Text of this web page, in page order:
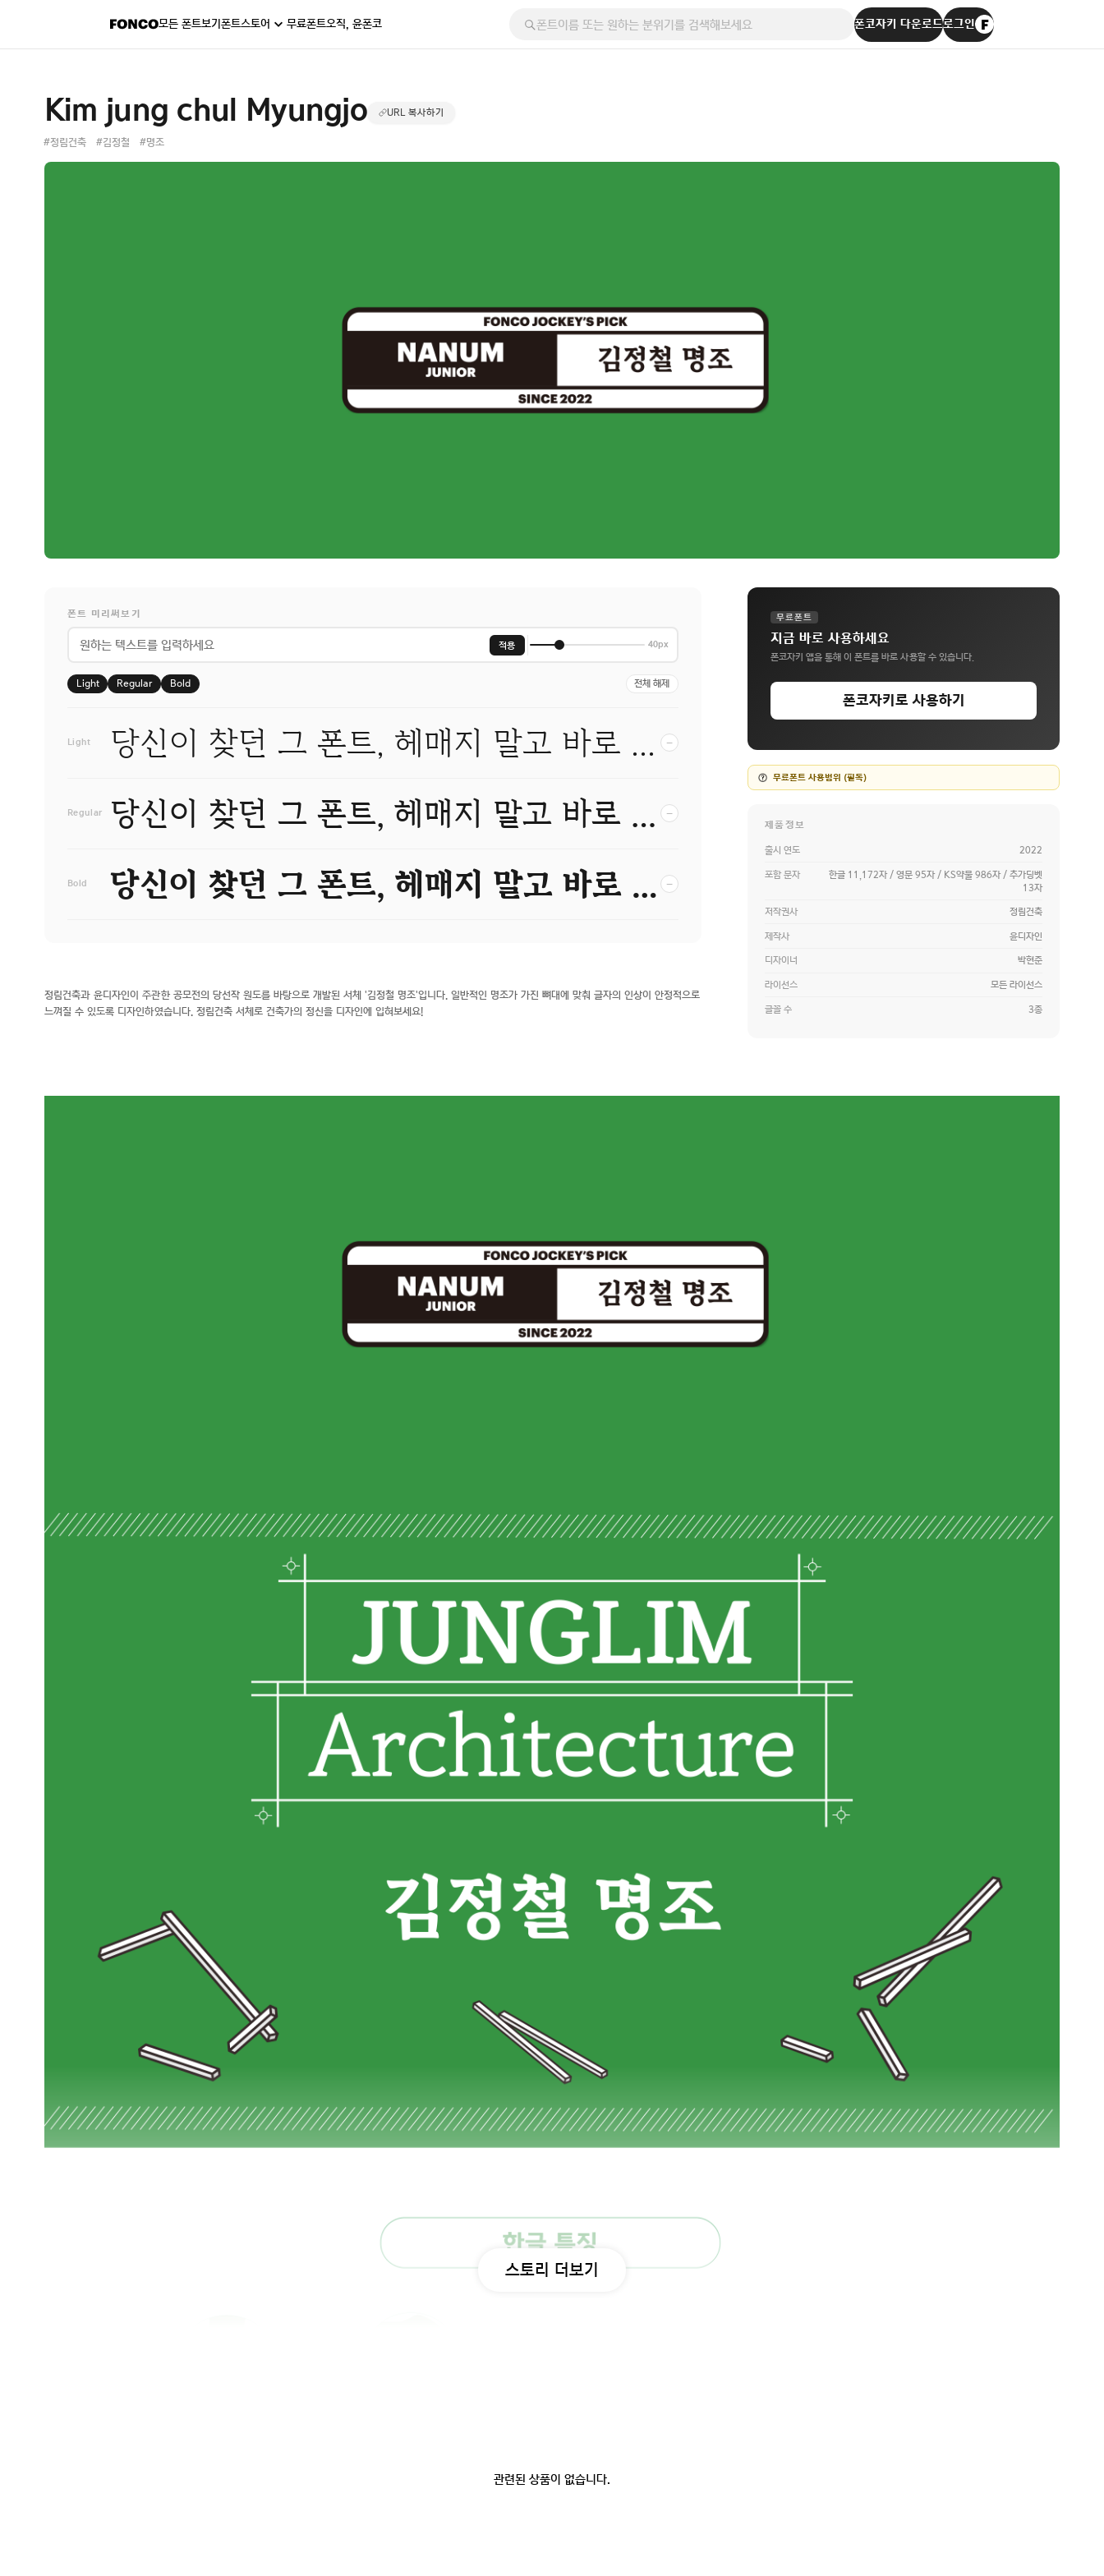
모든 폰트보기폰트스토어 무료폰트오직, 윤폰코 폰코자키 다운로드로그인
Kim jung chul Myungjo URL 복사하기
#정림건축 #김정철 #명조
폰트 미리써보기
적용 40px
Light Regular Bold 전체 해제
Light 당신이 찾던 그 폰트, 헤매지 말고 바로 폰코! −
Regular 당신이 찾던 그 폰트, 헤매지 말고 바로 폰코! −
Bold 당신이 찾던 그 폰트, 헤매지 말고 바로 폰코! −
정림건축과 윤디자인이 주관한 공모전의 당선작 원도를 바탕으로 개발된 서체 '김정철 명조'입니다. 일반적인 명조가 가진 뼈대에 맞춰 글자의 인상이 안정적으로
느껴질 수 있도록 디자인하였습니다. 정림건축 서체로 건축가의 정신을 디자인에 입혀보세요!
무료폰트
지금 바로 사용하세요
폰코자키 앱을 통해 이 폰트를 바로 사용할 수 있습니다.
폰코자키로 사용하기
무료폰트 사용범위 (필독)
제품정보
출시 연도 2022
포함 문자
한글 11,172자 / 영문 95자 / KS약물 986자 / 추가딩벳
13자
저작권사 정림건축
제작사 윤디자인
디자이너 박현준
라이선스 모든 라이선스
글꼴 수 3종
스토리 더보기
관련된 상품이 없습니다.